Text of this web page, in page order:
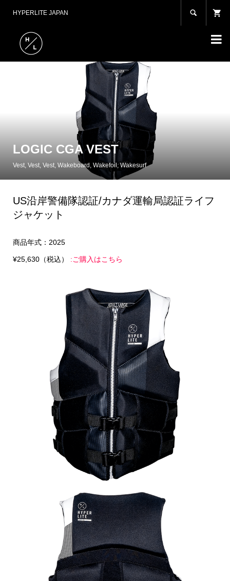
HYPERLITE JAPAN 

LOGIC CGA VEST
Vest, Vest, Vest, Wakeboard , Wakefoil,Wakesurf
US沿岸警備隊認証/カナダ運輸局認証ライフ
ジャケット
商品年式：2025
¥25,630（税込） :ご購入はこちら